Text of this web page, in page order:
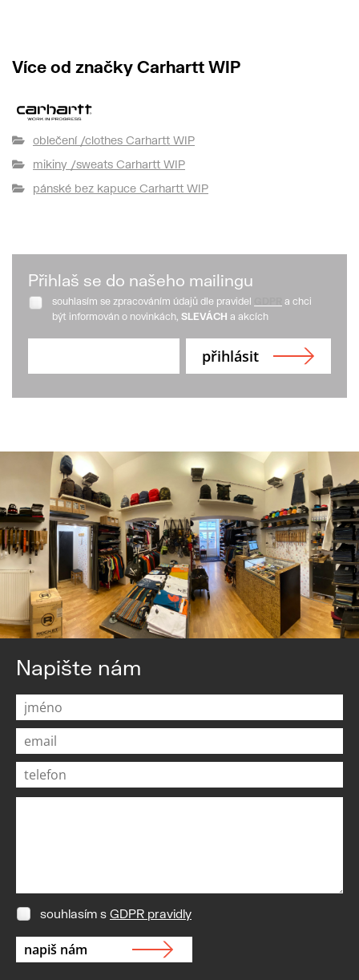
Více od značky Carhartt WIP
oblečení /clothes Carhartt WIP
mikiny /sweats Carhartt WIP
pánské bez kapuce Carhartt WIP
Přihlaš se do našeho mailingu
souhlasím se zpracováním údajů dle pravidel
a chci
být informován o novinkách, SLEVÁCH a akcích
Napište nám
souhlasím s GDPR pravidly